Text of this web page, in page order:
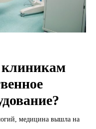
клиникам
медицина вышла на